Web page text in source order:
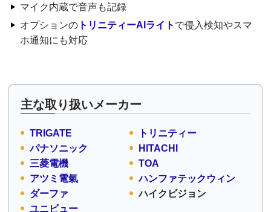
マイク内蔵で音声も記録
オプションの トリニティーAIライト で侵入検知やスマ
ホ通知にも対応
主な取り扱いメーカー
TRIGATE
トリニティー
パナソニック
HITACHI
三菱電機
TOA
アツミ電氣
ハンファテックウィン
ダーファ
ハイクビジョン
ユニビュー